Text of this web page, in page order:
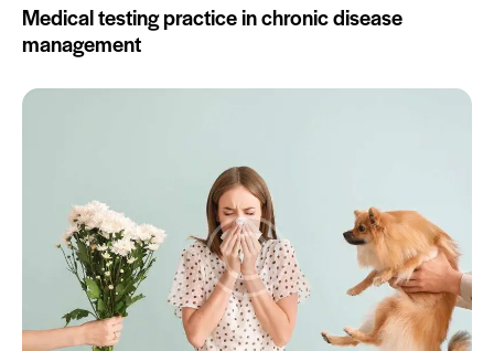
Medical testing practice in chronic disease
management